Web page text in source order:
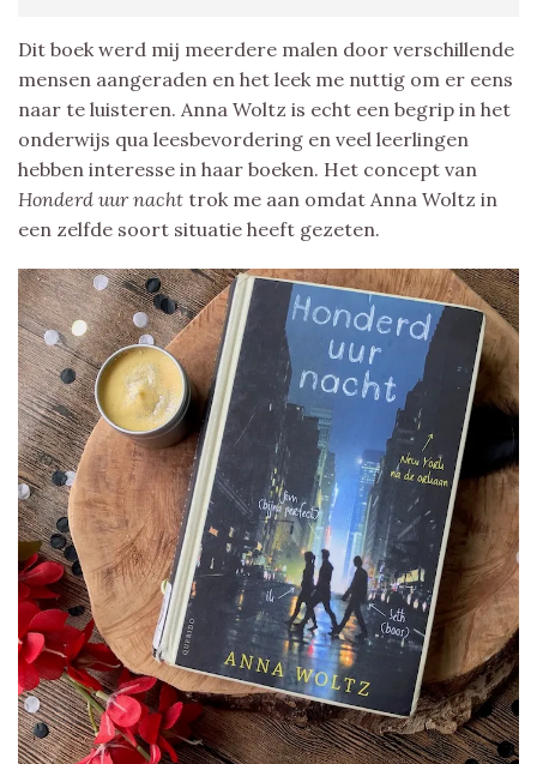
Dit boek werd mij meerdere malen door verschillende
mensen aangeraden en het leek me nuttig om er eens
naar te luisteren. Anna Woltz is echt een begrip in het
onderwijs qua leesbevordering en veel leerlingen
hebben interesse in haar boeken. Het concept van
Honderd uur nacht trok me aan omdat Anna Woltz in
een zelfde soort situatie heeft gezeten.